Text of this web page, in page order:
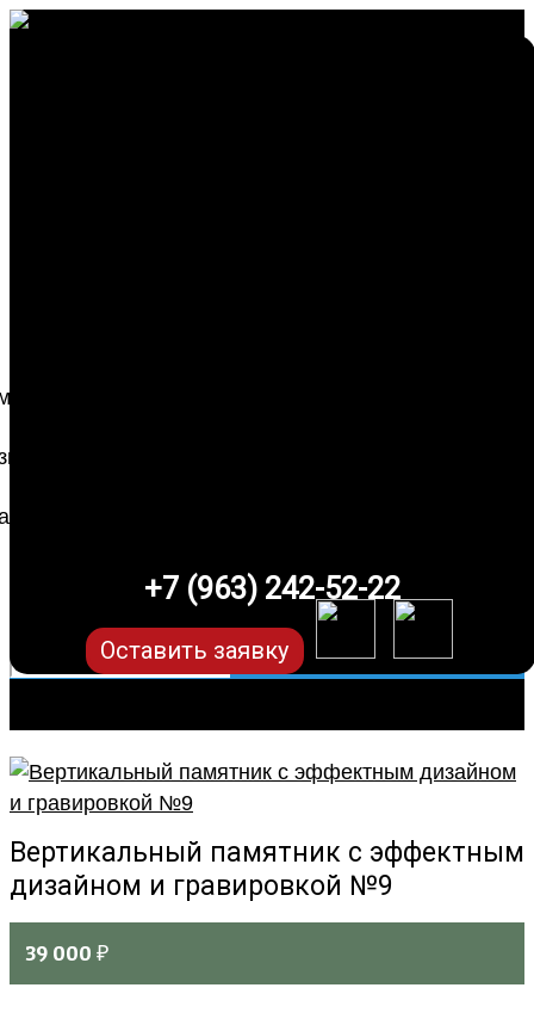
+7 (963) 242-52-22
Оставить заявку
Вертикальный памятник с эффектным
дизайном и гравировкой №9
39 000 ₽